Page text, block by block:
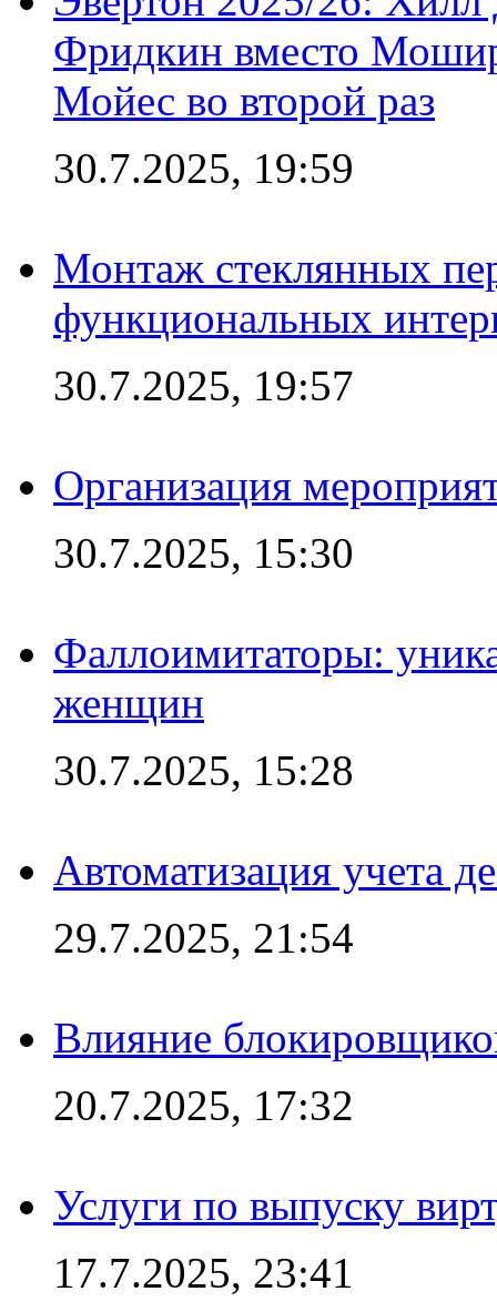
Фридкин вместо
Мойес во второй раз
30.7.2025, 19:59
Монтаж стеклянных
функциональных
30.7.2025, 19:57
Организация
30.7.2025, 15:30
Фаллоимитаторы:
женщин
30.7.2025, 15:28
Автоматизация учета
29.7.2025, 21:54
Влияние
20.7.2025, 17:32
Услуги по выпуску
17.7.2025, 23:41